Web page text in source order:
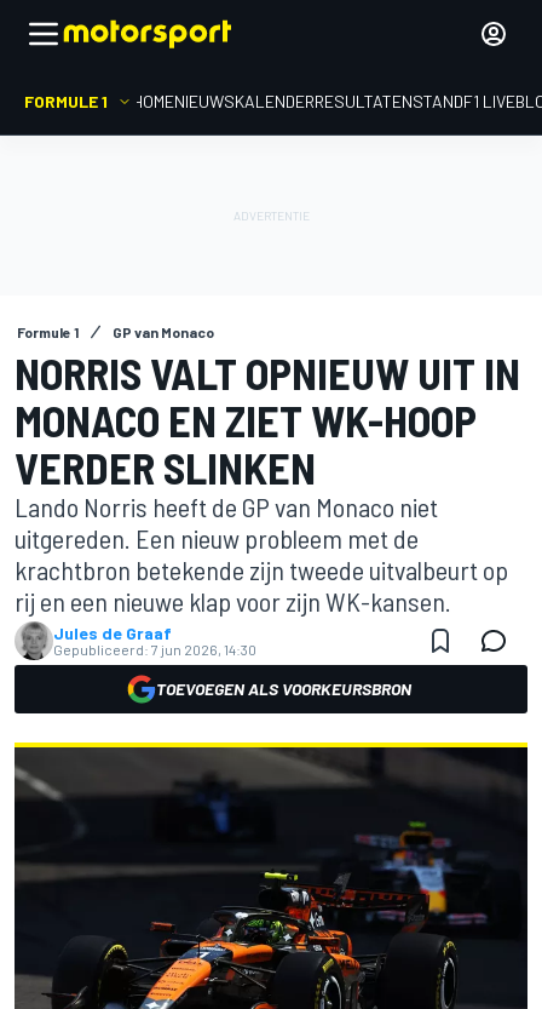
FORMULE 1 HOMENIEUWSKALENDERRESULTATENSTANDF1
Formule 1 GP van Monaco
NORRIS VALT OPNIEUW UIT IN
MONACO EN ZIET WK-HOOP
VERDER SLINKEN
Lando Norris heeft de GP van Monaco niet
uitgereden. Een nieuw probleem met de
krachtbron betekende zijn tweede uitvalbeurt op
rij en een nieuwe klap voor zijn WK-kansen.
Jules de Graaf
Gepubliceerd: 7 jun 2026, 14:30
TOEVOEGEN ALS VOORKEURSBRON